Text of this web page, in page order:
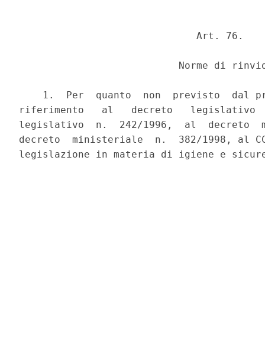
                              Art. 76.
Norme di
1.  Per  quanto  non  previsto  dal
riferimento   al   decreto   legislativo
legislativo  n.  242/1996,  al  decreto
decreto  ministeriale  n.  382/1998, al